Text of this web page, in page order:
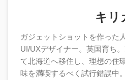
キリ
ガジェットショットを作った
UI/UXデザイナー。英国育ち
て北海道へ移住し、理想の住
味を満喫するべく試行錯誤中。